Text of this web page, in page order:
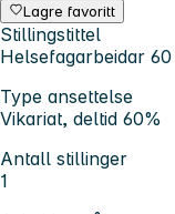
Lagre favoritt
Stillingstittel
Helsefagarbeidar
Type ansettelse
Vikariat, deltid 60%
Antall stillinger
1